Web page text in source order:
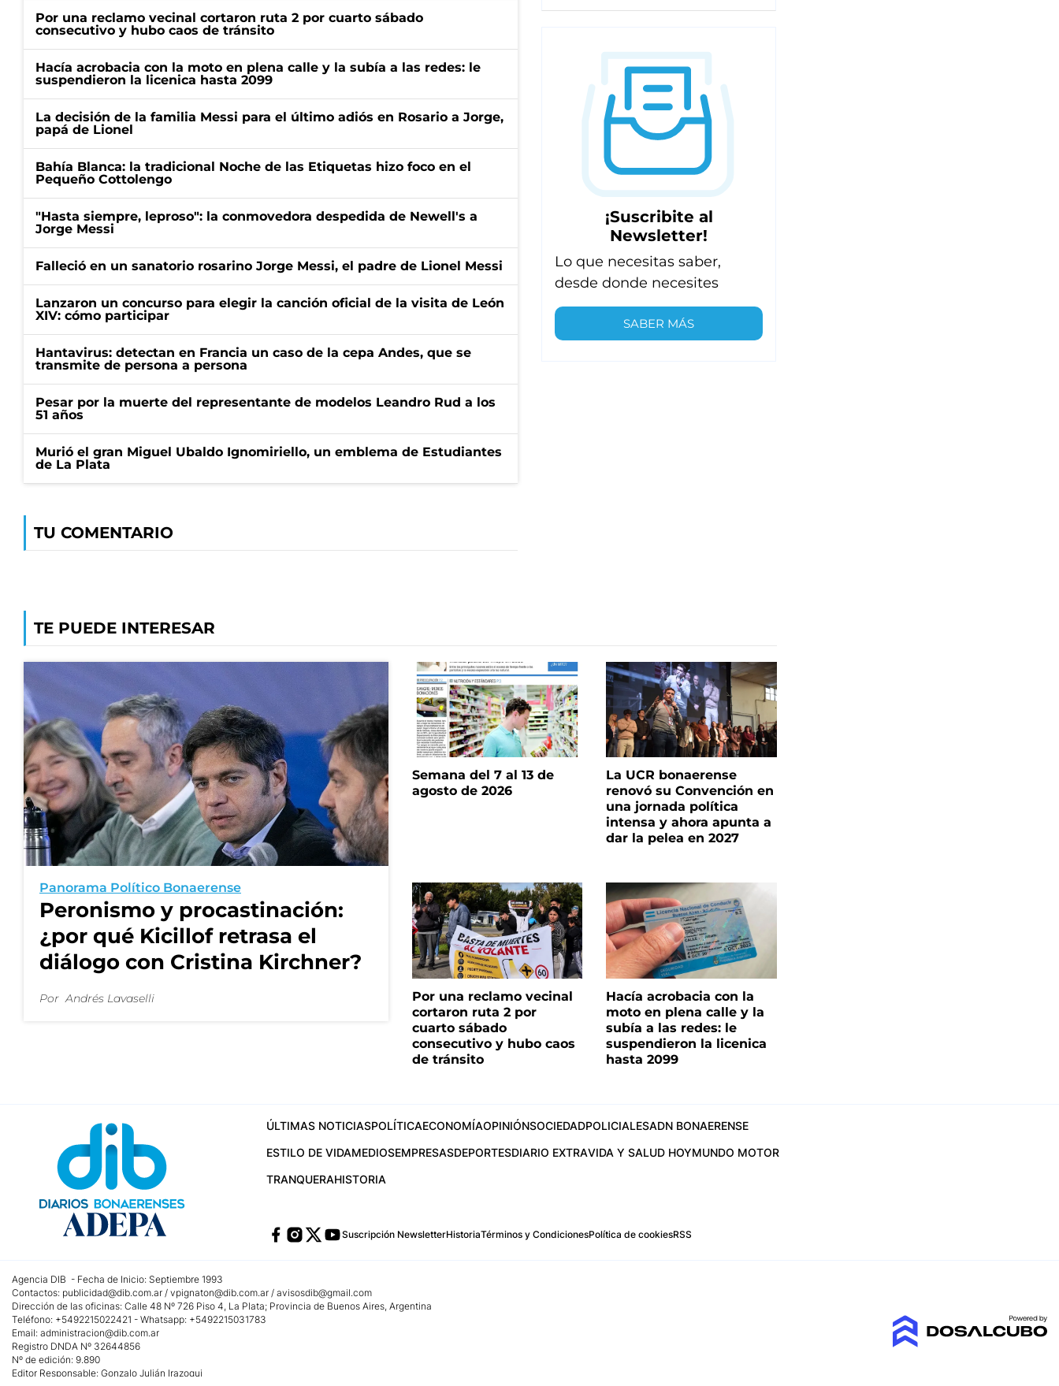
Por una reclamo vecinal cortaron ruta 2 por cuarto sábado
consecutivo y hubo caos de tránsito
Hacía acrobacia con la moto en plena calle y la subía a las redes: le
suspendieron la licenica hasta 2099
La decisión de la familia Messi para el último adiós en Rosario a Jorge,
papá de Lionel
Bahía Blanca: la tradicional Noche de las Etiquetas hizo foco en el
Pequeño Cottolengo
"Hasta siempre, leproso": la conmovedora despedida de Newell's a
Jorge Messi
Falleció en un sanatorio rosarino Jorge Messi, el padre de Lionel Messi
Lanzaron un concurso para elegir la canción oficial de la visita de León
XIV: cómo participar
Hantavirus: detectan en Francia un caso de la cepa Andes, que se
transmite de persona a persona
Pesar por la muerte del representante de modelos Leandro Rud a los
51 años
Murió el gran Miguel Ubaldo Ignomiriello, un emblema de Estudiantes
de La Plata
TU COMENTARIO
¡Suscribite al
Newsletter!
Lo que necesitas saber,
desde donde necesites
SABER MÁS
TE PUEDE INTERESAR
Panorama Político Bonaerense
Peronismo y procastinación:
¿por qué Kicillof retrasa el
diálogo con Cristina Kirchner?
Por Andrés Lavaselli
Semana del 7 al 13 de
agosto de 2026
La UCR bonaerense
renovó su Convención en
una jornada política
intensa y ahora apunta a
dar la pelea en 2027
Por una reclamo vecinal
cortaron ruta 2 por
cuarto sábado
consecutivo y hubo caos
de tránsito
Hacía acrobacia con la
moto en plena calle y la
subía a las redes: le
suspendieron la licenica
hasta 2099
ÚLTIMAS NOTICIASPOLÍTICAECONOMÍAOPINIÓNSOCIEDADPOLICIALESADN BONAERENSE
ESTILO DE VIDAMEDIOSEMPRESASDEPORTESDIARIO EXTRAVIDA Y SALUD HOYMUNDO MOTOR
TRANQUERAHISTORIA
Suscripción NewsletterHistoriaTérminos y CondicionesPolítica de cookiesRSS
Agencia DIB - Fecha de Inicio: Septiembre 1993
Contactos: publicidad@dib.com.ar / vpignaton@dib.com.ar / avisosdib@gmail.com
Dirección de las oficinas: Calle 48 Nº 726 Piso 4, La Plata; Provincia de Buenos Aires, Argentina
Teléfono: +5492215022421 - Whatsapp: +5492215031783
Email: administracion@dib.com.ar
Registro DNDA Nº 32644856
Nº de edición: 9.890
Editor Responsable: Gonzalo Julián Irazoqui